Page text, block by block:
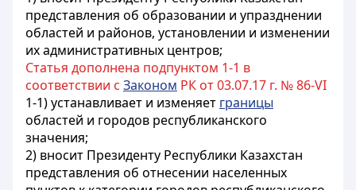
представления об образовании и упразднении
областей и районов, установлении и изменении
их административных центров;
Статья дополнена подпунктом 1-1 в
соответствии с Законом РК от 03.07.17 г. № 86-VI
1-1) устанавливает и изменяет границы
областей и городов республиканского
значения;
2) вносит Президенту Республики Казахстан
представления об отнесении населенных